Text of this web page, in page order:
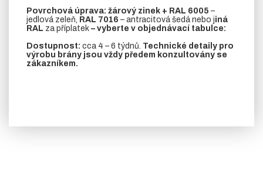
Povrchová úprava: žárový zinek + RAL 6005 –
jedlová zeleň, RAL 7016 – antracitová šedá nebo jiná
RAL za příplatek – vyberte v objednávací tabulce:
Dostupnost: cca 4 – 6 týdnů. Technické detaily pro
výrobu brány jsou vždy předem konzultovány se
zákazníkem.